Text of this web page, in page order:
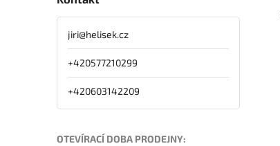
jiri@helisek.cz
+420577210299
+420603142209
OTEVÍRACÍ DOBA PRODEJNY: